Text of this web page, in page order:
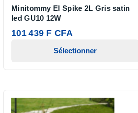
Minitommy El Spike 2L Gris satin
led GU10 12W
101 439 F CFA
Sélectionner